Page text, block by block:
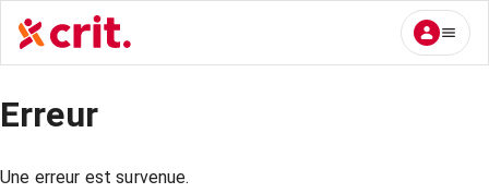
Erreur
Une erreur est survenue.